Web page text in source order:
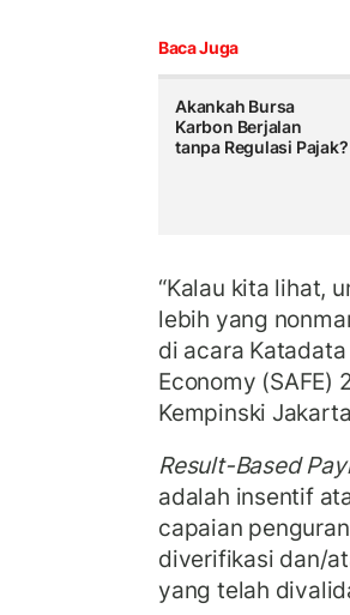
Baca Juga
Akankah Bursa
Karbon Berjalan
tanpa Regulasi Pajak?
“Kalau kita lihat,
lebih yang
di acara
Economy (SAFE)
Kempinski
Result-Based
adalah insentif
capaian
diverifikasi dan/
yang telah